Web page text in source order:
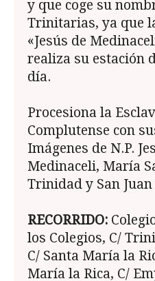
y que coge su
Trinitarias, ya que
«Jesús de
realiza su estación
día.
Procesiona la
Complutense con
Imágenes de N.P.
Medinaceli, María
Trinidad y San
RECORRIDO:
los Colegios, C/
C/ Santa María la
María la Rica, C/